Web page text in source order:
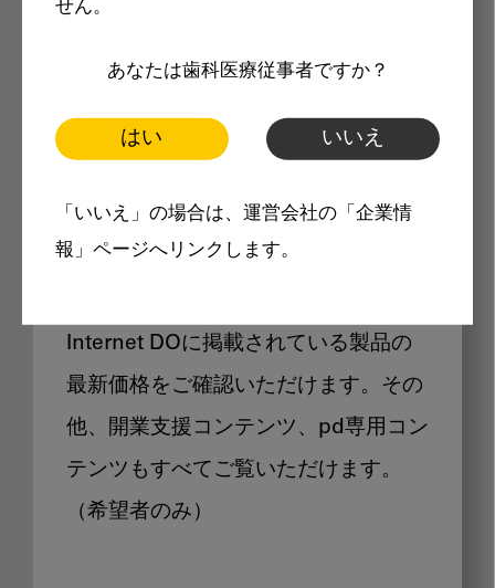
せん。
あなたは歯科医療従事者ですか？
はい いいえ
「いいえ」の場合は、運営会社の「企業情
報」ページへリンクします。
製品価格も閲覧可能
Internet DOに掲載されている製品の
最新価格をご確認いただけます。その
他、開業支援コンテンツ、pd専用コン
テンツもすべてご覧いただけます。
（希望者のみ）